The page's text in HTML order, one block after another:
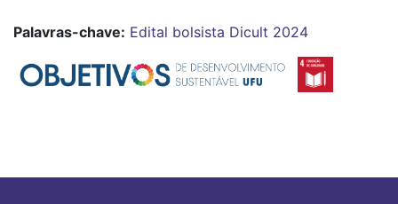
Palavras-chave: Edital bolsista Dicult 2024